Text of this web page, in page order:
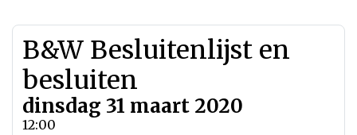
B&W Besluitenlijst en
besluiten
dinsdag 31 maart 2020
12:00